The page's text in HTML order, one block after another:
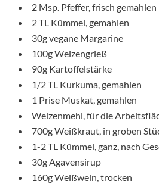
2 Msp. Pfeffer, frisch gemahlen
2 TL Kümmel, gemahlen
30g vegane Margarine
100g Weizengrieß
90g Kartoffelstärke
1/2 TL Kurkuma, gemahlen
1 Prise Muskat, gemahlen
Weizenmehl, für die
700g Weißkraut, in groben
1-2 TL Kümmel, ganz, nach
30g Agavensirup
160g Weißwein, trocken